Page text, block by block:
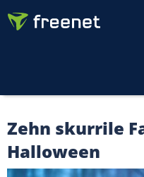
Zehn skurrile
Halloween